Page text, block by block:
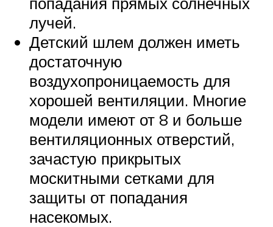
лучей.
Детский шлем должен иметь
достаточную
воздухопроницаемость для
хорошей вентиляции. Многие
модели имеют от 8 и больше
вентиляционных отверстий,
зачастую прикрытых
москитными сетками для
защиты от попадания
насекомых.